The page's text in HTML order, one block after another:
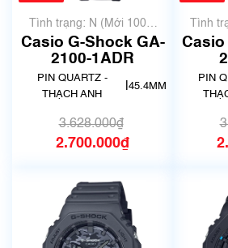
Tình trạng: N (Mới 100%
chưa qua sử dụng)
Casio G-Shock GA-
2100-1ADR
PIN QUARTZ -
THẠCH ANH
45.4MM
3.628.000₫
2.700.000₫
Tình
Casio
PIN